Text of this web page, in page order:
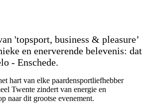
'topsport, business & pleasure’
en enerverende belevenis: dat
- Enschede.
hart van elke paardensportliefhebber
Twente zindert van energie en
naar dit grootse evenement.